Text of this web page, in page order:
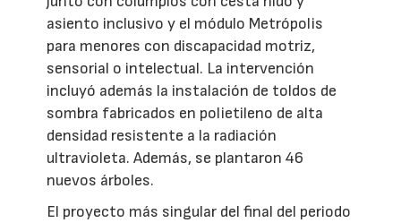
asiento inclusivo y el módulo Metrópolis
para menores con discapacidad motriz,
sensorial o intelectual. La intervención
incluyó además la instalación de toldos de
sombra fabricados en polietileno de alta
densidad resistente a la radiación
ultravioleta. Además, se plantaron 46
nuevos árboles.
El proyecto más singular del final del periodo